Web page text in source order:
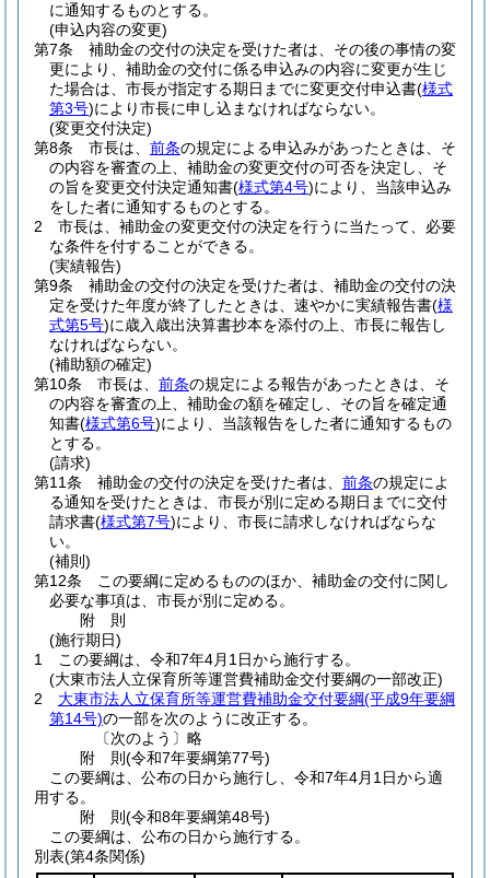
に通知するものとする。
(申込内容の変更)
第7条
補助金の交付の決定を受けた者は、その後の事情の変
更により、補助金の交付に係る申込みの内容に変更が生じ
た場合は、市長が指定する期日までに変更交付申込書(様式
第3号)により市長に申し込まなければならない。
(変更交付決定)
第8条
市長は、 前条の規定による申込みがあったときは、そ
の内容を審査の上、補助金の変更交付の可否を決定し、そ
の旨を変更交付決定通知書(様式第4号)により、当該申込み
をした者に通知するものとする。
2
市長は、補助金の変更交付の決定を行うに当たって、必要
な条件を付することができる。
(実績報告)
第9条
補助金の交付の決定を受けた者は、補助金の交付の決
定を受けた年度が終了したときは、速やかに実績報告書(様
式第5号)に歳入歳出決算書抄本を添付の上、市長に報告し
なければならない。
(補助額の確定)
第10条
市長は、 前条の規定による報告があったときは、そ
の内容を審査の上、補助金の額を確定し、その旨を確定通
知書(様式第6号)により、当該報告をした者に通知するもの
とする。
(請求)
第11条
補助金の交付の決定を受けた者は、 前条の規定によ
る通知を受けたときは、市長が別に定める期日までに交付
請求書(様式第7号)により、市長に請求しなければならな
い。
(補則)
第12条
この要綱に定めるもののほか、補助金の交付に関し
必要な事項は、市長が別に定める。
附 則
(施行期日)
1
この要綱は、令和7年4月1日から施行する。
(大東市法人立保育所等運営費補助金交付要綱の一部改正)
2
大東市法人立保育所等運営費補助金交付要綱(平成9年要綱
第14号)の一部を次のように改正する。
〔次のよう〕略
附 則(令和7年要綱第77号)
この要綱は、公布の日から施行し、令和7年4月1日から適
用する。
附 則(令和8年要綱第48号)
この要綱は、公布の日から施行する。
別表(第4条関係)